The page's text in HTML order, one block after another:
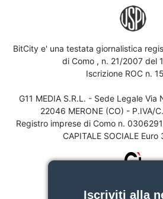
BitCity e' una testata giornalistica
di Como , n. 21/2007 del
Iscrizione ROC n.
G11 MEDIA S.R.L. - Sede Legale Via
22046 MERONE (CO) - P.IVA/
Registro imprese di Como n.
CAPITALE SOCIALE
Iscriviti alla